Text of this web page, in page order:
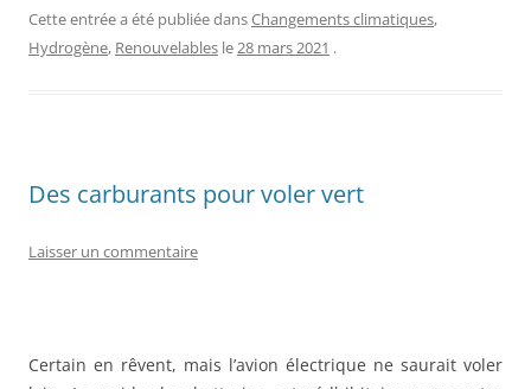
c
e
o
k
itt
er
ta
g
Cette entrée a été publiée dansChangements climatiques,
Hydrogène, Renouvelables le28 mars 2021 .
Des carburants pour voler vert
Laisser un commentaire
Certain en rêvent, mais l’avion électrique ne saurait voler